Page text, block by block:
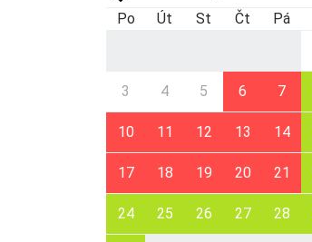
Po Út St Čt Pá
3 4 5 6 7
10 11 12 13 14
17 18 19 20 21
24 25 26 27 28